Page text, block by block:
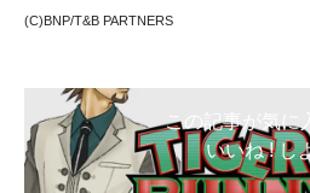
(C)BNP/T&B PARTNERS
この記事が気に
いいね ! し